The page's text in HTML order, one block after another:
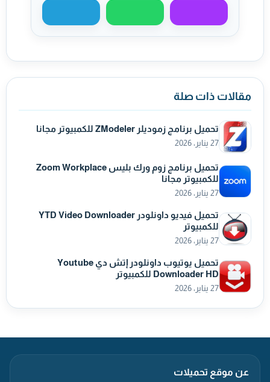
مشاركة عبر ماسنجرمشاركة عبر واتسابمشاركة عبر
مقالات ذات صلة
تحميل برنامج زموديلر ZModeler للكمبيوتر مجانا
27 يناير، 2026
تحميل برنامج زوم ورك بليس Zoom Workplace
للكمبيوتر مجانا
27 يناير، 2026
تحميل فيديو داونلودر YTD Video Downloader
للكمبيوتر
27 يناير، 2026
تحميل يوتيوب داونلودر إتش دي Youtube
Downloader HD للكمبيوتر
27 يناير، 2026
عن موقع تحميلات